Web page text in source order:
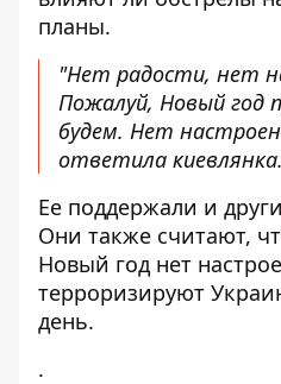
планы.
"Нет радости, нет
Пожалуй, Новый год
будем. Нет
ответила киевлянка.
Ее поддержали и
Они также считают,
Новый год нет
терроризируют
день.
.